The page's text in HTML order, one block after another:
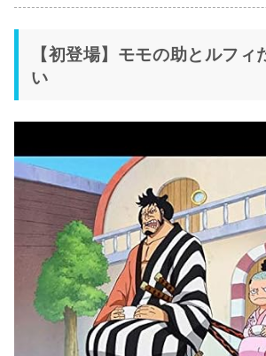
【初登場】モモの助とルフ
い